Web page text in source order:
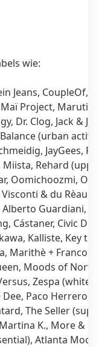
wie:
Jeans, CoupleOf,
Project, Maruti,
Dr. Clog, Jack &
(urban
JayGees,
Rehard
Oomichoozmi,
& du Rèau,
Guardiani,
Cástaner, Civic
Kalliste, Key tè,
Marithè + Francois
Moods of
Zespa (white
Paco Herrero,
The Seller
K., More &
Atlanta